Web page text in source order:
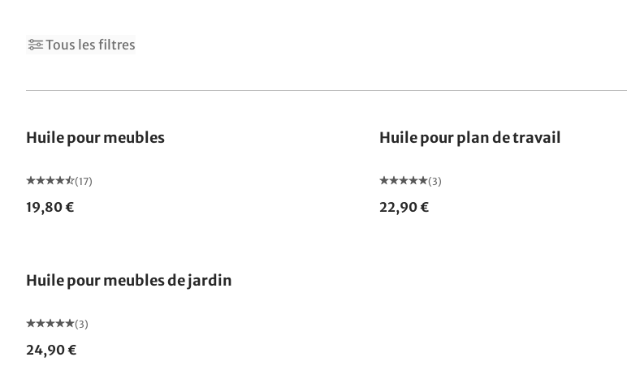
Tous les filtres
Huile pour meubles
(17)
19,80 €
Huile pour plan de travail
(3)
22,90 €
Huile pour meubles de jardin
(3)
24,90 €